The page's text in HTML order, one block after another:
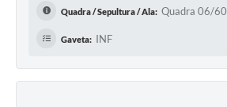
Quadra / Sepultura / Ala: Quadra 06/60
Gaveta: INF